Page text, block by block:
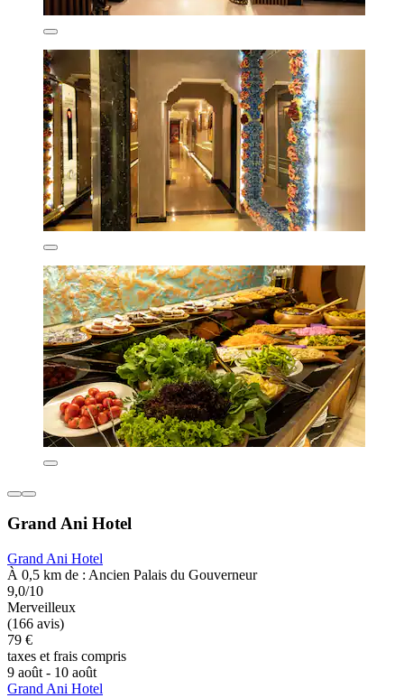
Grand Ani Hotel
Grand Ani Hotel
À 0,5 km de : Ancien Palais du Gouverneur
9,0/10
Merveilleux
(166 avis)
79 €
taxes et frais compris
9 août - 10 août
Grand Ani Hotel